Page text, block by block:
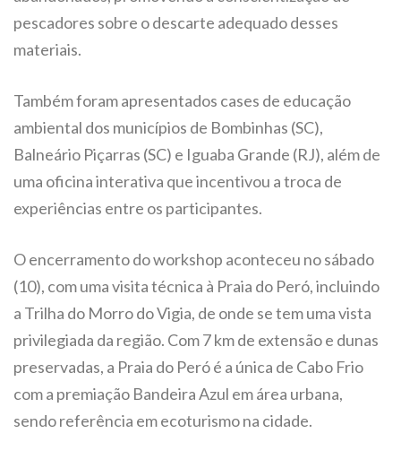
pescadores sobre o descarte adequado desses
materiais.
Também foram apresentados cases de educação
ambiental dos municípios de Bombinhas (SC),
Balneário Piçarras (SC) e Iguaba Grande (RJ), além de
uma oficina interativa que incentivou a troca de
experiências entre os participantes.
O encerramento do workshop aconteceu no sábado
(10), com uma visita técnica à Praia do Peró, incluindo
a Trilha do Morro do Vigia, de onde se tem uma vista
privilegiada da região. Com 7 km de extensão e dunas
preservadas, a Praia do Peró é a única de Cabo Frio
com a premiação Bandeira Azul em área urbana,
sendo referência em ecoturismo na cidade.